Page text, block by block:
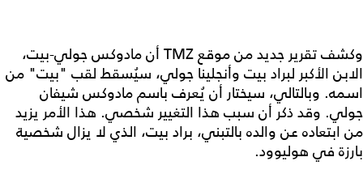
وكشف تقرير جديد من موقع TMZ أن مادوكس جولي-بيت،
الابن الأكبر لبراد بيت وأنجلينا جولي، سيُسقط لقب "بيت" من
اسمه. وبالتالي، سيختار أن يُعرف باسم مادوكس شيفان
جولي. وقد ذكر أن سبب هذا التغيير شخصي. هذا الأمر يزيد
من ابتعاده عن والده بالتبني، براد بيت، الذي لا يزال شخصية
بارزة في هوليوود.